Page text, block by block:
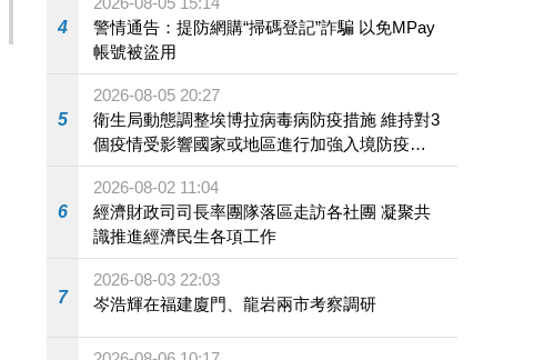
4
警情通告：提防網購“掃碼登記”詐騙 以免MPay
帳號被盜用
5
2026-08-05 20:27
衛生局動態調整埃博拉病毒病防疫措施 維持對3
個疫情受影響國家或地區進行加強入境防疫措
施
6
2026-08-02 11:04
經濟財政司司長率團隊落區走訪各社團 凝聚共
識推進經濟民生各項工作
7
2026-08-03 22:03
岑浩輝在福建廈門、龍岩兩市考察調研